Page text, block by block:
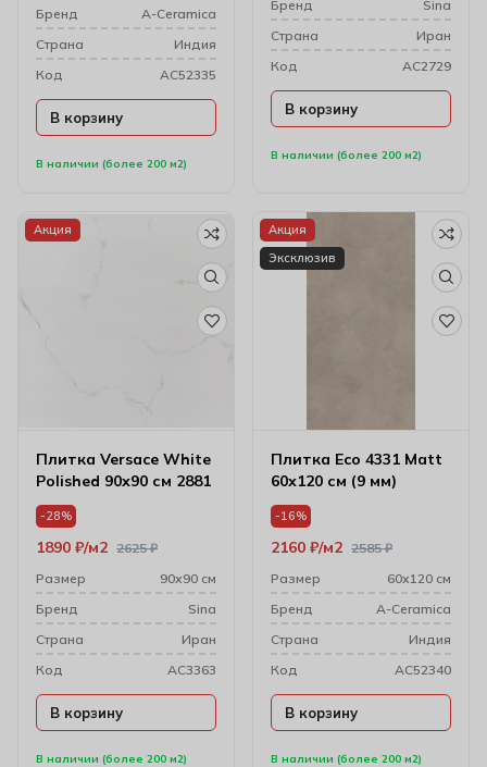
В наличии (более 200 м2)
Бренд
A-Ceramica
Cтрана
Индия
Код
AC52335
В корзину
В наличии (более 200 м2)
Бренд
Sina
Cтрана
Иран
Код
AC2729
В корзину
Акция
Плитка Versace White
Polished 90х90 см 2881
В наличии (более 200 м2)
-28%
2625₽
1890 ₽ м2
Размер
90х90 см
Бренд
Sina
Cтрана
Иран
Код
AC3363
В корзину
Акция
Эксклюзив
Плитка Eco 4331 Matt
60х120 см (9 мм)
В наличии (более 200 м2)
-16%
2585₽
2160 ₽ м2
Размер
60х120 см
Бренд
A-Ceramica
Cтрана
Индия
Код
AC52340
В корзину